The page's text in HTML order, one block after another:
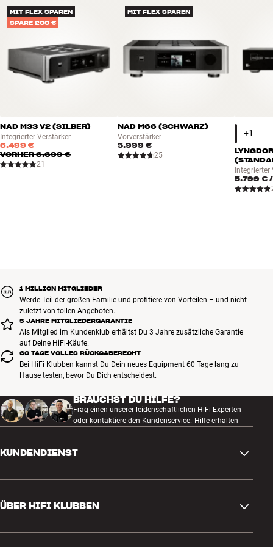
Typ : AES/EBU-Digitalkabel
BUCHE EINEN EXPERTEN
MIT FLEX SPAREN
SPARE 200 €
NAD M33 V2 (SILBER)
Integrierter Verstärker
6.499 €
VORHER6.699 €
21
MIT FLEX SPAREN
NAD M66 (SCHWARZ)
Vorverstärker
5.999 €
25
Integrierter
5.799 € /
1 MILLION MITGLIEDER
Werde Teil der großen Familie und profitiere von Vorteilen – und nicht
zuletzt von tollen Angeboten.
5 JAHRE MITGLIEDERGARANTIE
Als Mitglied im Kundenklub erhältst Du 3 Jahre zusätzliche Garantie
auf Deine HiFi-Käufe.
60 TAGE VOLLES RÜCKGABERECHT
Bei HiFi Klubben kannst Du Dein neues Equipment 60 Tage lang zu
Hause testen, bevor Du Dich entscheidest.
BRAUCHST DU HILFE?
Frag einen unserer leidenschaftlichen HiFi-Experten
oder kontaktiere den Kundenservice. Hilfe erhalten
KUNDENDIENST
Rückgabe und Reklamation
ÜBER HIFI KLUBBEN